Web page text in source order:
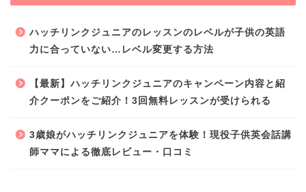
ハッチリンクジュニアのレッスンのレベルが子供の英語
力に合っていない…レベル変更する方法
【最新】ハッチリンクジュニアのキャンペーン内容と紹
介クーポンをご紹介！3回無料レッスンが受けられる
3歳娘がハッチリンクジュニアを体験！現役子供英会話講
師ママによる徹底レビュー・口コミ